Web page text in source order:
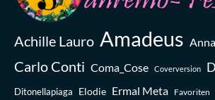
Achille Lauro Amadeus
Carlo Conti Coma_Cose Coverversion
Ditonellapiaga Elodie Ermal Meta Favoriten